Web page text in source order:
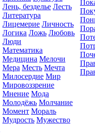
Лень, безделье Лесть
Литература
Лицемерие Личность
Логика Ложь Любовь
Люди
Математика
Медицина Мелочи
Мера Месть Мечта
Милосердие Мир
Мировоззрение
Мнение Мода
Молодёжь Молчание
Момент Мораль
Мудрость Мужество